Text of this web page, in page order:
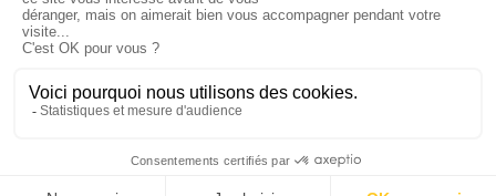
MENTIONS LÉGALES| RÉALISATION :